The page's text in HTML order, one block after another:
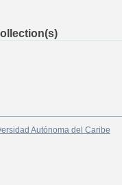
Autónoma del Caribe